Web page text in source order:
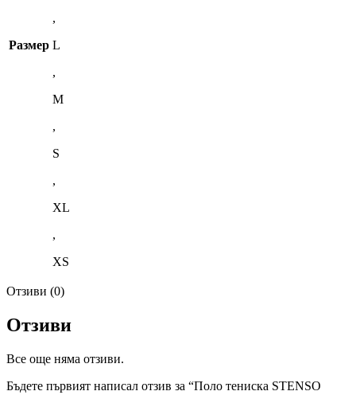
Размер
,
L
,
M
,
S
,
XL
,
XS
Отзиви (0)
Отзиви
Все още няма отзиви.
Бъдете първият написал отзив за “Поло тениска STENSO